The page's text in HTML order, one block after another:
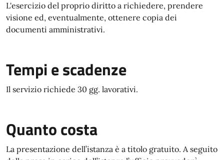
L'esercizio del proprio diritto a richiedere, prendere
visione ed, eventualmente, ottenere copia dei
documenti amministrativi.
Tempi e scadenze
Il servizio richiede 30 gg. lavorativi.
Quanto costa
La presentazione dell’istanza è a titolo gratuito. A seguito